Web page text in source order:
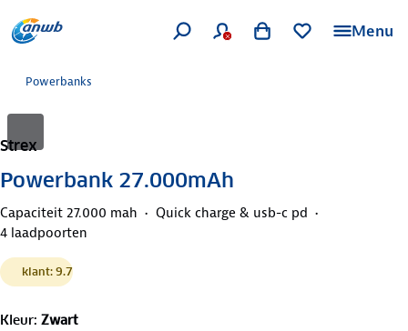
Menu
Powerbanks
Strex
Powerbank 27.000mAh
Capaciteit 27.000 mah
Quick charge & usb-c pd
4 laadpoorten
klant: 9.7
Kleur: Zwart